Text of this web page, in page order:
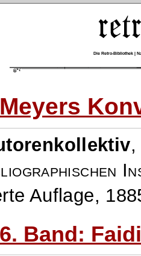
Die Retro-Bibliothek |
Meyers
Auflage,
6. Band: